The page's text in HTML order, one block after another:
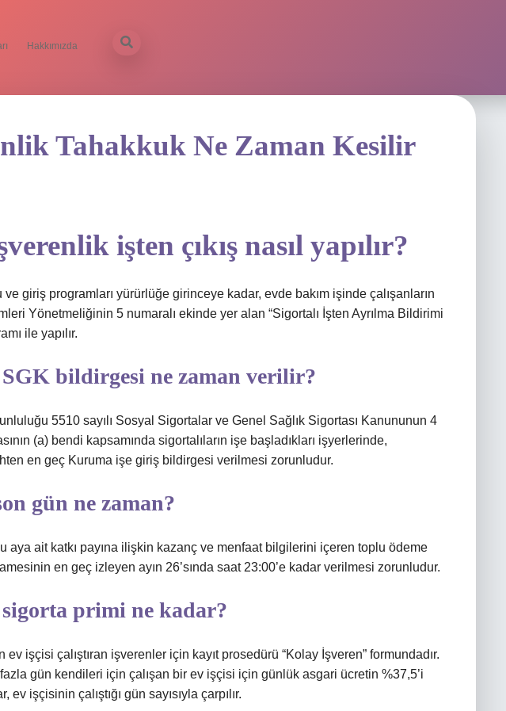
Hakkımızda
Tahakkuk Ne Zaman Kesilir
işten çıkış nasıl yapılır?
giriş programları yürürlüğe girinceye kadar, evde bakım işinde çalışanların
Yönetmeliğinin 5 numaralı ekinde yer alan “Sigortalı İşten Ayrılma Bildirimi
ile yapılır.
bildirgesi ne zaman verilir?
5510 sayılı Sosyal Sigortalar ve Genel Sağlık Sigortası Kanununun 4
(a) bendi kapsamında sigortalıların işe başladıkları işyerlerinde,
en geç Kuruma işe giriş bildirgesi verilmesi zorunludur.
gün ne zaman?
aya ait katkı payına ilişkin kazanç ve menfaat bilgilerini içeren toplu ödeme
en geç izleyen ayın 26’sında saat 23:00’e kadar verilmesi zorunludur.
primi ne kadar?
işçisi çalıştıran işverenler için kayıt prosedürü “Kolay İşveren” formundadır.
gün kendileri için çalışan bir ev işçisi için günlük asgari ücretin %37,5’i
işçisinin çalıştığı gün sayısıyla çarpılır.